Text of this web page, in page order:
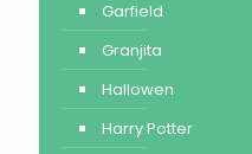
Garfield
Granjita
Hallowen
Harry Potter